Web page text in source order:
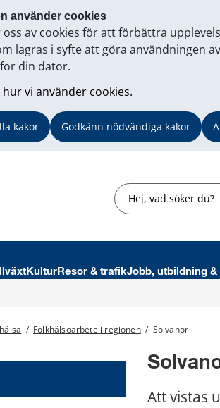
använder cookies
oss av cookies för att förbättra
lagras i syfte att göra användningen
din dator.
vi använder cookies.
kakor Godkänn nödvändiga kakor
Sök
KulturResor & trafikJobb, utbildning
/ Folkhälsoarbete i regionen / Solvanor
Att vistas